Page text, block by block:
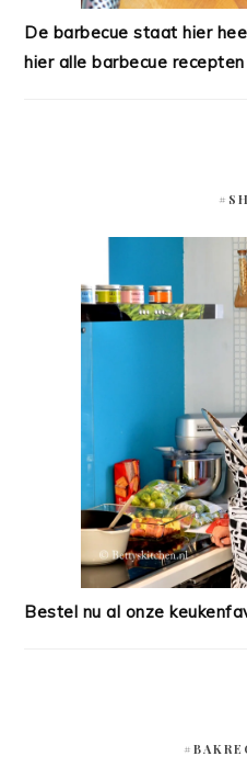
De barbecue staat hier
hier alle barbecue
Bestel nu al onze